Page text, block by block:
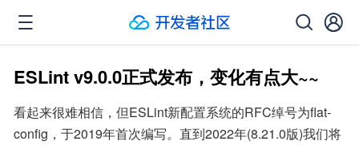
ESLint v9.0.0正式发布，变化有点大~~
看起来很难相信，但ESLint新配置系统的RFC绰号为flat-
config，于2019年首次编写。直到2022年(8.21.0版)我们将